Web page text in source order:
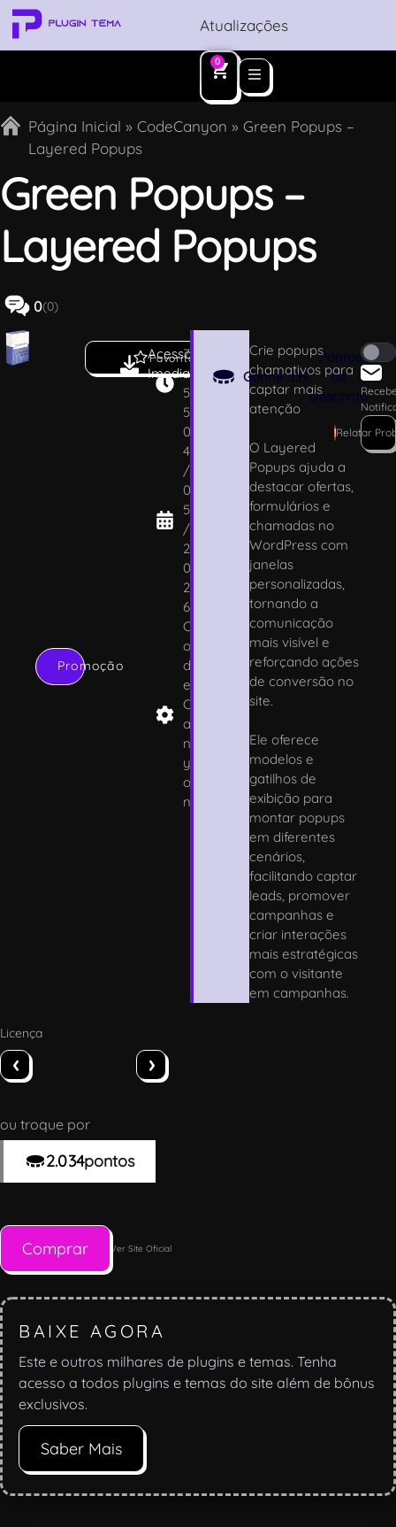
Atualizações
0
Página Inicial » CodeCanyon » Green Popups –
Layered Popups
Green Popups –
Layered Popups
0(0)
Promoção
Favoritar
Acesso
Imediato
7
.
5
5
0
4
/
0
5
/
2
0
2
6
C
o
d
e
C
a
n
y
o
n
Ganhe339
Pontos
de
Desconto
Crie popups
chamativos para
captar mais
atenção
O Layered
Popups ajuda a
destacar ofertas,
formulários e
chamadas no
WordPress com
janelas
personalizadas,
tornando a
comunicação
mais visível e
reforçando ações
de conversão no
site.
Ele oferece
modelos e
gatilhos de
exibição para
montar popups
em diferentes
cenários,
facilitando captar
leads, promover
campanhas e
criar interações
mais estratégicas
com o visitante
em campanhas.
!Relatar
Licença
‹ ›
ou troque por
2.034pontos
Comprar Ver Site Oficial
BAIXE AGORA
Este e outros milhares de plugins e temas. Tenha
acesso a todos plugins e temas do site além de bônus
exclusivos.
Saber Mais